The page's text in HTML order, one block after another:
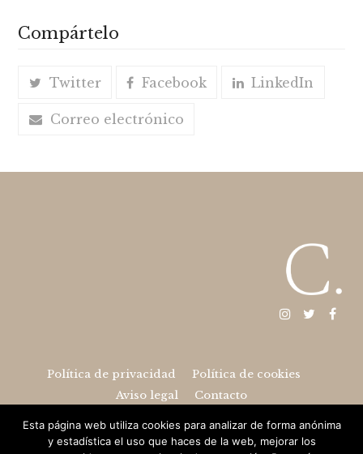
Compártelo
Twitter Facebook LinkedIn
Correo electrónico
Instagram
Twitter
Política de privacidad
Política de cookies
Aviso legal
Contacto
2026 © Catalina González. Desarrollado porPiwity.es
Esta página web utiliza cookies para analizar de forma anónima
y estadística el uso que haces de la web, mejorar los